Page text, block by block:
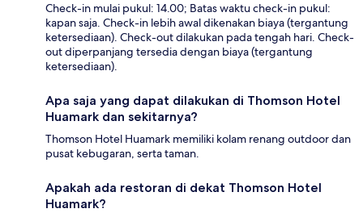
Check-in mulai pukul: 14.00; Batas waktu check-in pukul:
kapan saja. Check-in lebih awal dikenakan biaya (tergantung
ketersediaan). Check-out dilakukan pada tengah hari. Check-
out diperpanjang tersedia dengan biaya (tergantung
ketersediaan).
Apa saja yang dapat dilakukan di Thomson Hotel
Huamark dan sekitarnya?
Thomson Hotel Huamark memiliki kolam renang outdoor dan
pusat kebugaran, serta taman.
Apakah ada restoran di dekat Thomson Hotel
Huamark?